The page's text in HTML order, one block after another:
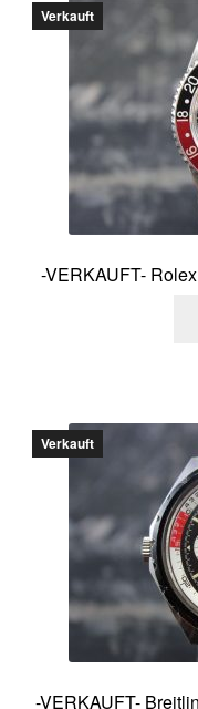
Verkauft
-VERKAUFT-
Verkauft
-VERKAUFT-